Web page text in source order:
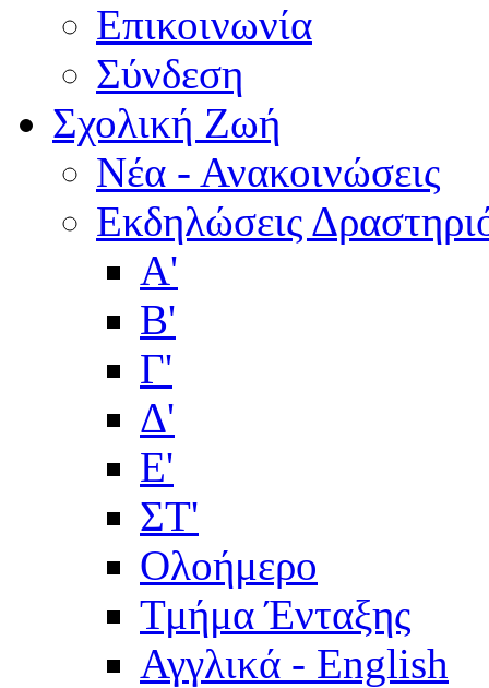
Επικοινωνία
Σύνδεση
Σχολική Ζωή
Νέα - Ανακοινώσεις
Εκδηλώσεις
Α'
Β'
Γ'
Δ'
Ε'
ΣΤ'
Ολοήμερο
Τμήμα Ένταξης
Αγγλικά - English